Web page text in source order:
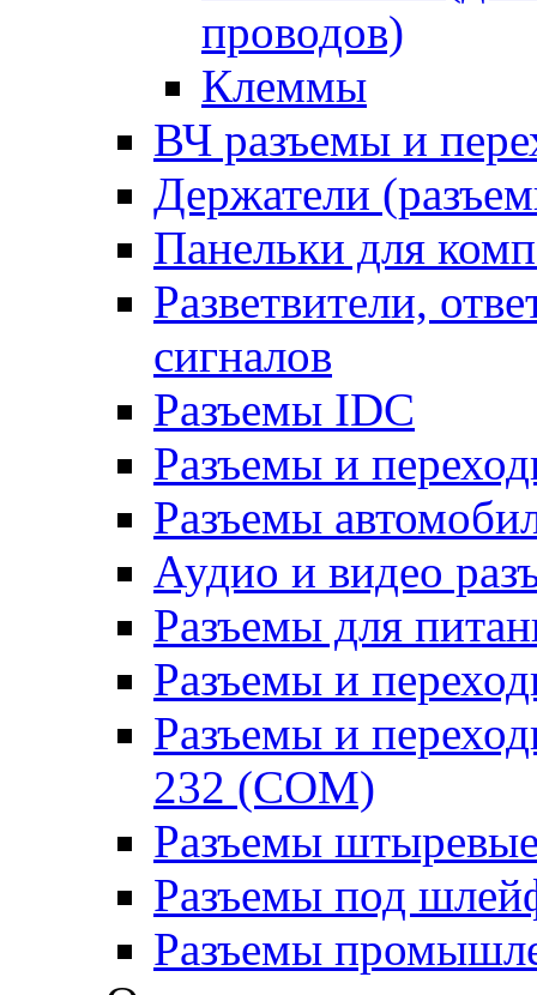
проводов)
Клеммы
ВЧ разъемы и
Держатели
Панельки для
Разветвители,
сигналов
Разъемы IDC
Разъемы и
Разъемы
Аудио и видео
Разъемы для
Разъемы и
Разъемы и
232 (COM)
Разъемы
Разъемы под
Разъемы